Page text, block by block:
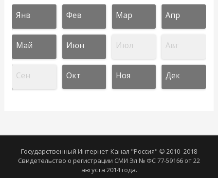
Янв Фев Мар Апр
Май Июн Июл Авг
Сен Окт Ноя Дек
Государственный Интернет-Канал "Россия" © 2010–2018
Свидетельство о регистрации СМИ Эл № ФС 77-59166 от 22
августа 2014 года.